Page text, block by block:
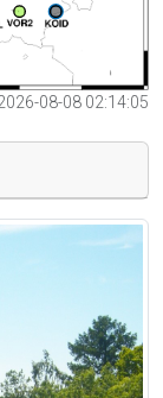
08-08 02:14:05